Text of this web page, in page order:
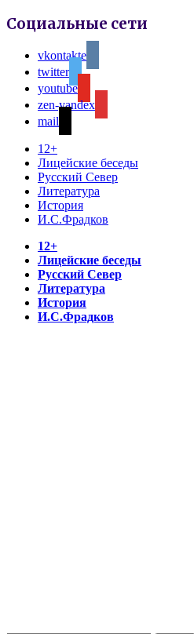
Социальные сети
vkontakte
twitter
youtube
zen-yandex
mail
12+
Лицейские беседы
Русский Север
Литература
История
И.С.Фрадков
12+
Лицейские беседы
Русский Север
Литература
История
И.С.Фрадков